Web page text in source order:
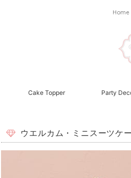
Home
Cake Topper Party
ウエルカム・ミニスーツケ